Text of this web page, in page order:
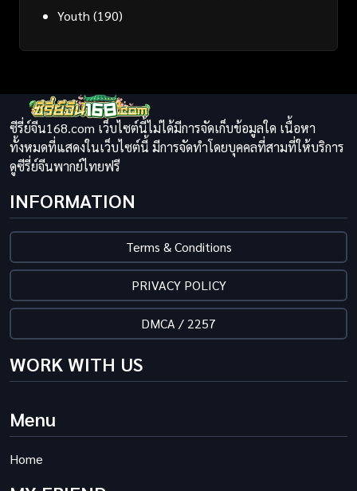
Youth (190)
ซีรี่ย์จีน168.com เว็บไซต์นี้ไม่ได้มีการจัดเก็บข้อมูลใด เนื้อหา
ทั้งหมดที่แสดงในเว็บไซต์นี้ มีการจัดทำโดยบุคคลที่สามที่ให้บริการ
ดูซีรี่ย์จีนพากย์ไทยฟรี
INFORMATION
Terms & Conditions
PRIVACY POLICY
DMCA / 2257
WORK WITH US
Menu
Home